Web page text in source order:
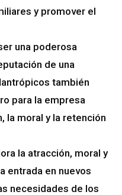
y promover el
una poderosa
de una
también
para la empresa
la moral y la retención
la atracción, moral y
entrada en nuevos
necesidades de los